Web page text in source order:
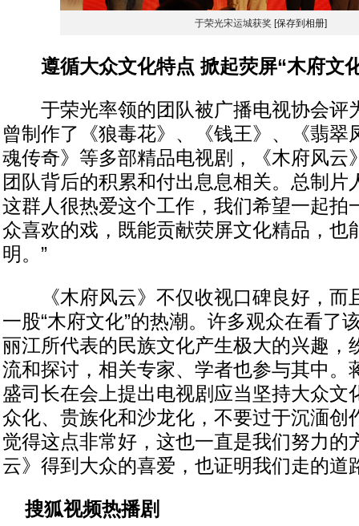
于荣光宋运城获奖 [保存到相册]
遵循大众文化特点 掀起荧屏“木府文
于荣光率领的团队被广播电视协会评
曾制作了《狼毒花》、《钱王》、《翡翠
魂传奇》等多部精品电视剧，《木府风云
团队背后的积累和付出息息相关。总制片
这群人很热爱这个工作，我们希望一起拍
众喜欢的戏，既能贡献荧屏文化精品，也
明。”
《木府风云》不仅收视口碑良好，而
一股“木府文化”的热潮。许多观众在看了
丽江所代表的民族文化产生极大的兴趣，
流和探讨，相关专家、学者也参与其中。
盛司长在会上提出电视剧应当坚持大众文
众化、贵族化和沙龙化，不要过于沉湎创
觉得这点非常好，这也一直是我们努力的
云》得到大众的喜爱，也证明我们走的道
搜狐视频热播剧